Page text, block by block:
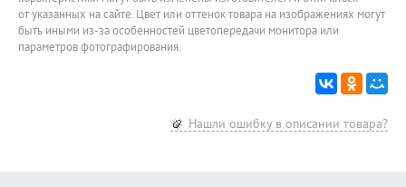
от указанных на сайте. Цвет или оттенок товара на изображениях могут
быть иными из-за особенностей цветопередачи монитора или
параметров фотографирования.
Нашли ошибку в описании товара?